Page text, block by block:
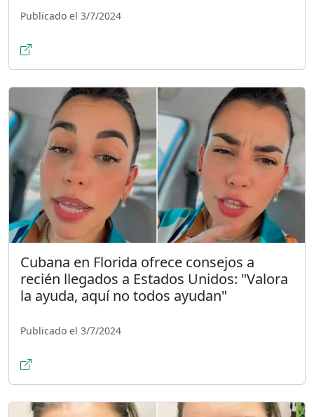
Publicado el 3/7/2024
Cubana en Florida ofrece consejos a
recién llegados a Estados Unidos: "Valora
la ayuda, aquí no todos ayudan"
Publicado el 3/7/2024